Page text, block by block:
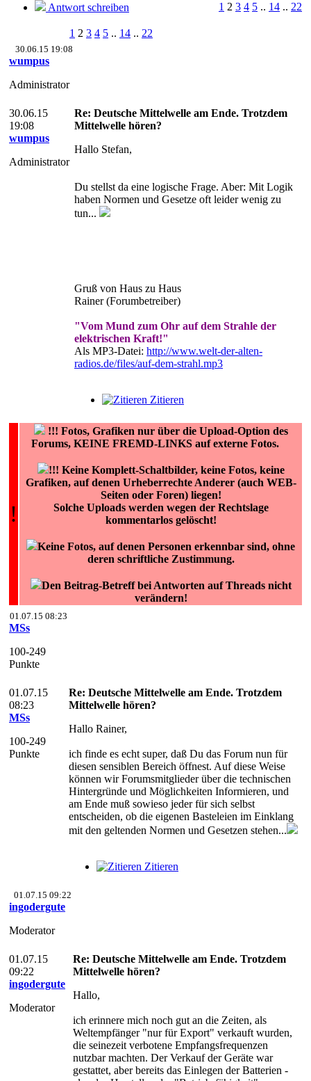
Antwort schreiben 1 2 3 4 5 .. 14 .. 22
1 2 3 4 5 .. 14 .. 22
30.06.15 19:08
wumpus
Administrator
30.06.15
19:08
wumpus
Administrator
Re: Deutsche Mittelwelle am Ende. Trotzdem
Mittelwelle hören?
Hallo Stefan,
Du stellst da eine logische Frage. Aber: Mit Logik
haben Normen und Gesetze oft leider wenig zu
tun...
Gruß von Haus zu Haus
Rainer (Forumbetreiber)
"Vom Mund zum Ohr auf dem Strahle der
elektrischen Kraft!"
Als MP3-Datei: http://www.welt-der-alten-
radios.de/files/auf-dem-strahl.mp3
Zitieren
!
!!! Fotos, Grafiken nur über die Upload-Option des
Forums, KEINE FREMD-LINKS auf externe Fotos.
!!! Keine Komplett-Schaltbilder, keine Fotos, keine
Grafiken, auf denen Urheberrechte Anderer (auch WEB-
Seiten oder Foren) liegen!
Solche Uploads werden wegen der Rechtslage
kommentarlos gelöscht!
Keine Fotos, auf denen Personen erkennbar sind, ohne
deren schriftliche Zustimmung.
Den Beitrag-Betreff bei Antworten auf Threads nicht
verändern!
01.07.15 08:23
MSs
100-249
Punkte
01.07.15
08:23
MSs
100-249
Punkte
Re: Deutsche Mittelwelle am Ende. Trotzdem
Mittelwelle hören?
Hallo Rainer,
ich finde es echt super, daß Du das Forum nun für
diesen sensiblen Bereich öffnest. Auf diese Weise
können wir Forumsmitglieder über die technischen
Hintergründe und Möglichkeiten Informieren, und
am Ende muß sowieso jeder für sich selbst
entscheiden, ob die eigenen Basteleien im Einklang
mit den geltenden Normen und Gesetzen stehen...
Zitieren
01.07.15 09:22
ingodergute
Moderator
01.07.15
09:22
ingodergute
Moderator
Re: Deutsche Mittelwelle am Ende. Trotzdem
Mittelwelle hören?
Hallo,
ich erinnere mich noch gut an die Zeiten, als
Weltempfänger "nur für Export" verkauft wurden,
die seinezeit verbotene Empfangsfrequenzen
nutzbar machten. Der Verkauf der Geräte war
gestattet, aber bereits das Einlegen der Batterien -